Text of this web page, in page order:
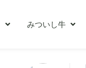
みついし牛